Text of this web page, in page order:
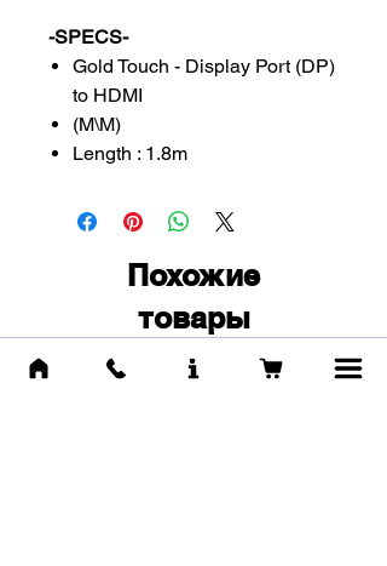
-SPECS-
Gold Touch - Display Port (DP)
to HDMI
(M\M)
Length : 1.8m
Похожие
товары